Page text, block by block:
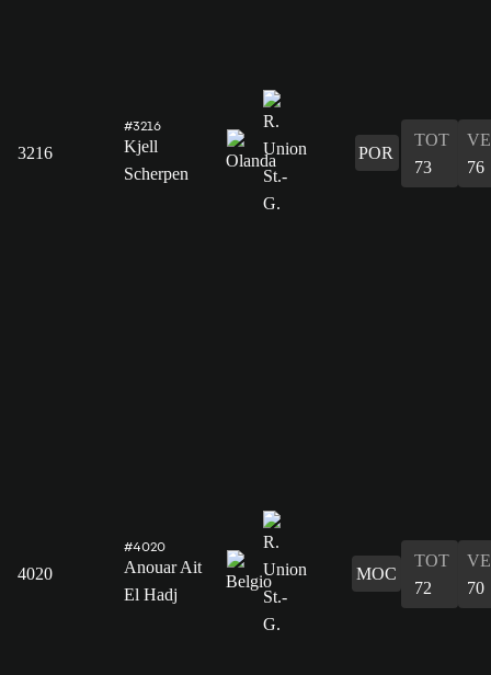
3216
#3216
Kjell
Scherpen
POR
TOT
73
76
4020
#4020
Anouar Ait
El Hadj
MOC
TOT
72
70